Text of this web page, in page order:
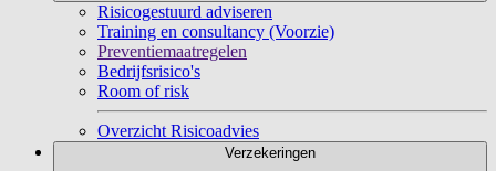
Risicogestuurd adviseren
Training en consultancy (Voorzie)
Preventiemaatregelen
Bedrijfsrisico's
Room of risk
Overzicht Risicoadvies
Verzekeringen